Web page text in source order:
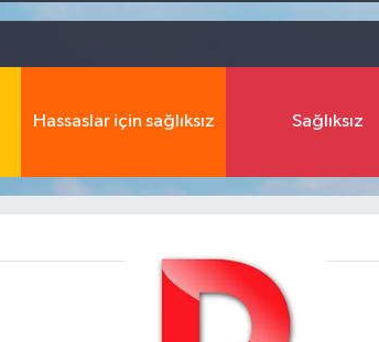
Hassaslar için sağlıksız Sağlıksız